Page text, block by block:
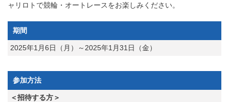
ャリロトで競輪・オートレースをお楽しみください。
期間
2025年1月6日（月）～2025年1月31日（金）
参加方法
＜招待する方＞